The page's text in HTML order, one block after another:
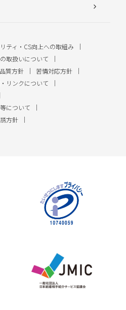
ティ・CS向上への取組み
取扱いについて
品質方針
苦情対応方針
リンクについて
について
方針